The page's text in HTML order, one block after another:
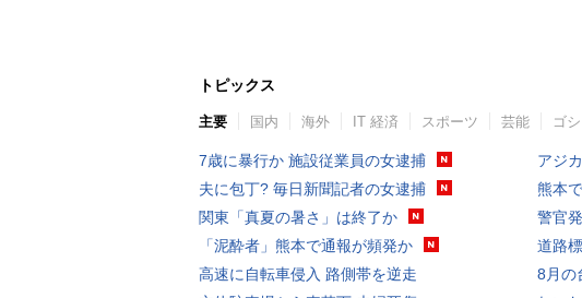
トピックス
主要 国内 海外 IT 経済 スポーツ 芸能 ゴ
7歳に暴行か 施設従業員の女逮捕
夫に包丁? 毎日新聞記者の女逮捕
関東「真夏の暑さ」は終了か
「泥酔者」熊本で通報が頻発か
高速に自転車侵入 路側帯を逆走
アジ
熊本
警官
道路
8月の